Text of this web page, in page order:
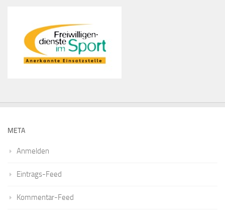
META
Anmelden
Eintrags-Feed
Kommentar-Feed